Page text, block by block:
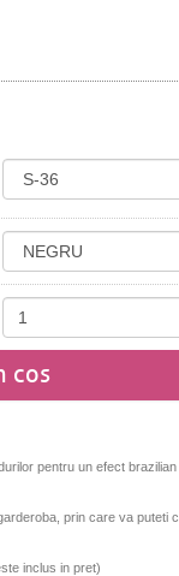
cos
pentru un efect
prin care va puteti
inclus in pret)